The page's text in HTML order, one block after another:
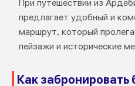
При путешествии из
предлагает удобный и
маршрут, который
пейзажи и исторические
Как забронировать